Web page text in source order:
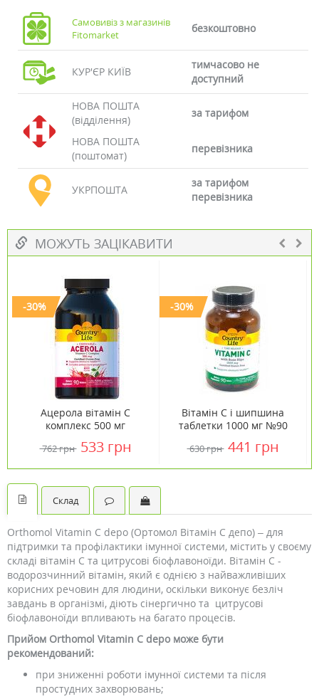
Самовивіз з магазинів
Fitomarket
безкоштовно
КУР'ЄР КИЇВ
тимчасово не
доступний
НОВА ПОШТА
(відділення)
за тарифом
НОВА ПОШТА
(поштомат)
перевізника
УКРПОШТА
за тарифом
перевізника
МОЖУТЬ ЗАЦІКАВИТИ
-30%
Ацерола вітамін С
комплекс 500 мг
ТМ Кантрі Лайф /
762 грн 533 грн
-30%
Вітамін C і шипшина
таблетки 1000 мг №90
Country Life
630 грн 441 грн
Склад
Orthomol Vitamin C depo (Ортомол Вітамін С депо) – для
підтримки та профілактики імунної системи, містить у своєму
складі вітамін C та цитрусові біофлавоноїди. Вітамін С -
водорозчинний вітамін, який є однією з найважливіших
корисних речовин для людини, оскільки виконує безліч
завдань в організмі, діють сінергично та цитрусові
біофлавоноїди впливають на багато процесів.
Прийом Orthomol Vitamin C depo може бути
рекомендований:
при зниженні роботи імунної системи та після
простудних захворювань;